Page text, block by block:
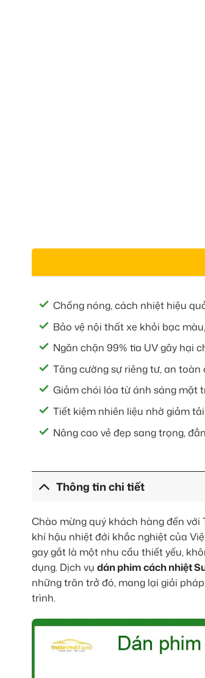
Chống nóng, cách nhiệt hiệu
Bảo vệ nội thất xe khỏi bạc
Ngăn chặn 99% tia UV gây hại
Tăng cường sự riêng tư, an
Giảm chói lóa từ ánh sáng mặt
Tiết kiệm nhiên liệu nhờ giảm
Nâng cao vẻ đẹp sang trọng,
Thông tin chi tiết
Chào mừng quý khách hàng đến với
khí hậu nhiệt đới khắc nghiệt của
gay gắt là một nhu cầu thiết yếu,
dụng. Dịch vụ dán phim cách nhiệt
những trăn trở đó, mang lại giải
trình.